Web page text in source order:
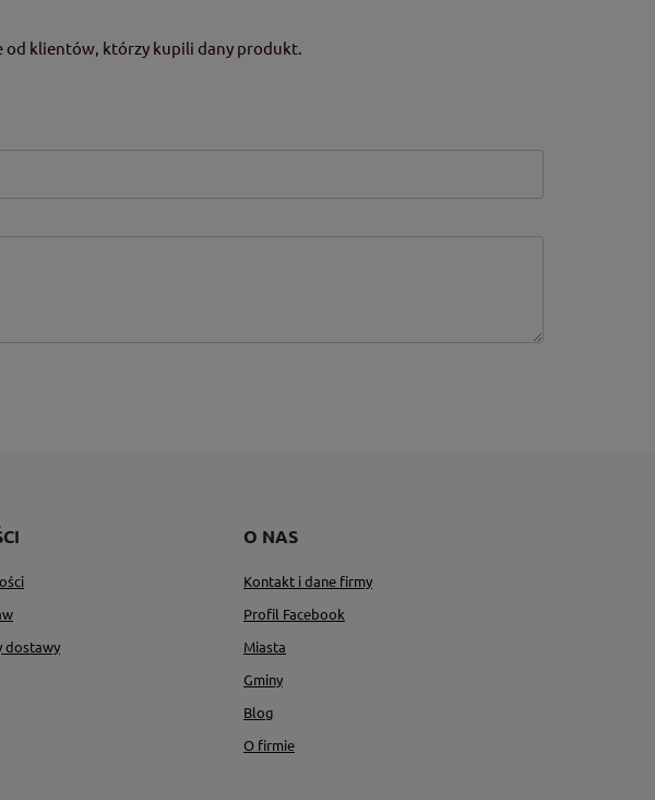
od klientów, którzy kupili dany produkt.
dostawy
O NAS
Kontakt i dane firmy
Profil Facebook
Miasta
Gminy
Blog
O firmie